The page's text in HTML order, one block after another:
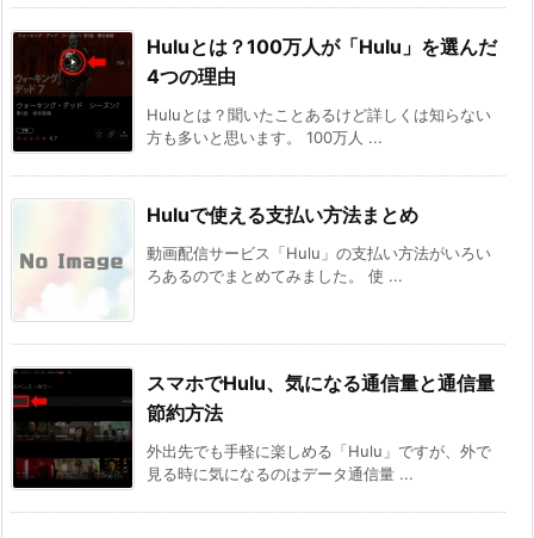
Huluとは？100万人が「Hulu」を選んだ
4つの理由
Huluとは？聞いたことあるけど詳しくは知らない
方も多いと思います。 100万人 ...
Huluで使える支払い方法まとめ
動画配信サービス「Hulu」の支払い方法がいろい
ろあるのでまとめてみました。 使 ...
スマホでHulu、気になる通信量と通信量
節約方法
外出先でも手軽に楽しめる「Hulu」ですが、外で
見る時に気になるのはデータ通信量 ...